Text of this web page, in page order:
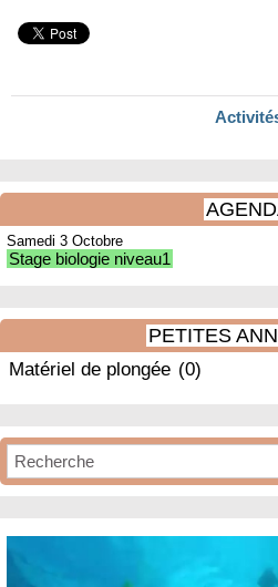
Samedi 3 Octobre
Stage biologie niveau1
PETITES
Matériel de plongée (0)